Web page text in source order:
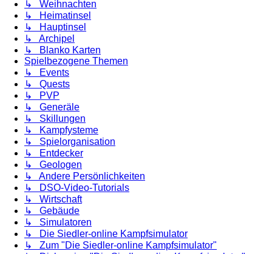
↳ Weihnachten
↳ Heimatinsel
↳ Hauptinsel
↳ Archipel
↳ Blanko Karten
Spielbezogene Themen
↳ Events
↳ Quests
↳ PVP
↳ Generäle
↳ Skillungen
↳ Kampfysteme
↳ Spielorganisation
↳ Entdecker
↳ Geologen
↳ Andere Persönlichkeiten
↳ DSO-Video-Tutorials
↳ Wirtschaft
↳ Gebäude
↳ Simulatoren
↳ Die Siedler-online Kampfsimulator
↳ Zum "Die Siedler-online Kampfsimulator"